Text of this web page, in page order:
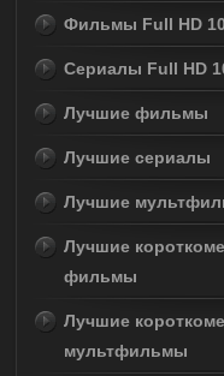
Фильмы Full HD
Сериалы Full HD
Лучшие фильмы
Лучшие сериалы
Лучшие
Лучшие
фильмы
Лучшие
мультфильмы